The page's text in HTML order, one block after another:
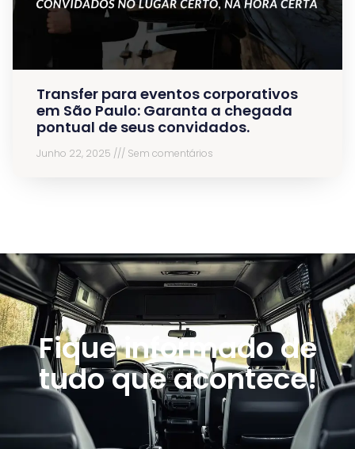
Transfer para eventos corporativos
em São Paulo: Garanta a chegada
pontual de seus convidados.
Junho 22, 2025 Sem comentários
Fique informado de
tudo que acontece!